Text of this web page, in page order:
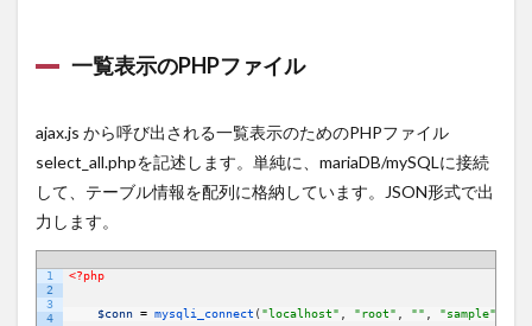
一覧表示のPHPファイル
ajax.js から呼び出される一覧表示のためのPHPファイル
select_all.phpを記述します。単純に、mariaDB/mySQLに接続
して、テーブル情報を配列に格納しています。JSON形式で出
力します。
1
2
3
4
<?php
$conn = mysqli_connect ( "localhost" , "root" , "" , "sample"